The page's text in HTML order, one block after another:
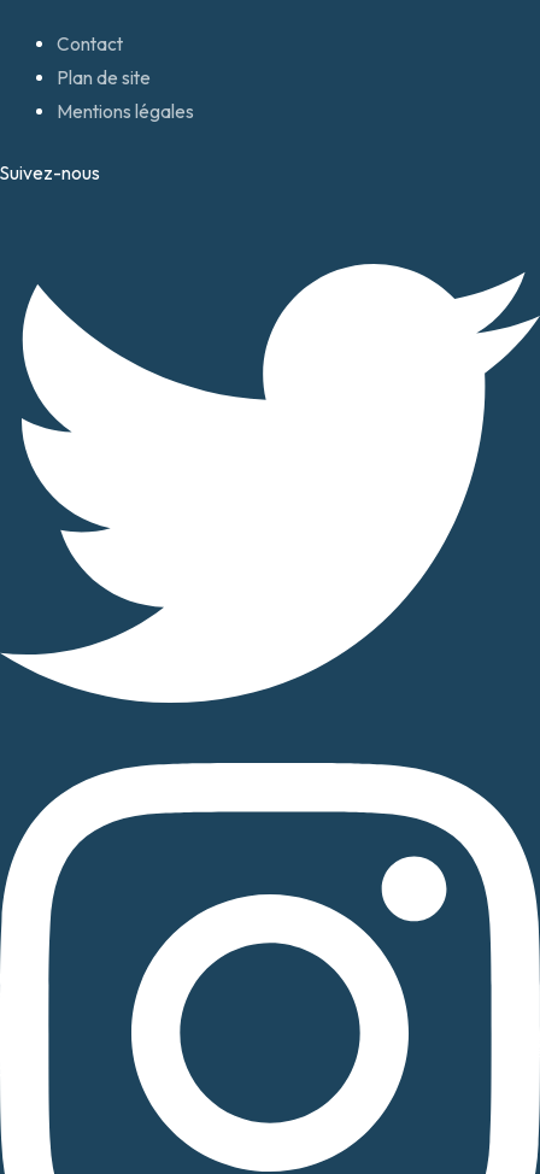
Contact
Plan de site
Mentions légales
Suivez-nous